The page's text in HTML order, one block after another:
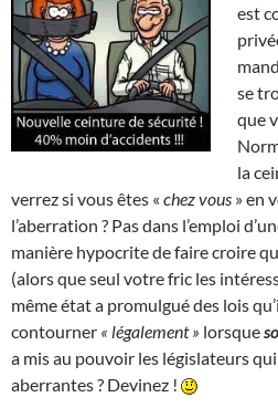
est
se
que
la
verrez si vous êtes « chez vous » en
l’aberration ? Pas dans l’emploi
manière hypocrite de faire croire
(alors que seul votre fric les
même état a promulgué des lois
contourner « légalement » lorsque
a mis au pouvoir les législateurs
aberrantes ? Devinez !